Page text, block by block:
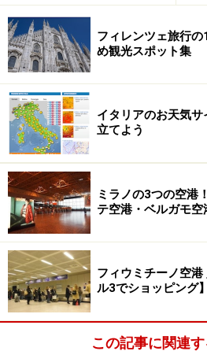
ガレリアの中にある！
ガッレリア・ウンベルト
観光スポット「ウンベルトI世のガッ
ナポリの「ウンベルトI世のガッ
年の建造で、美しいガラス張り
る巨大なアーケードです。「ホ
ト・ガッレリア・ウンベルト」
央十字部分に入り口があります
スタイルの館内は、雑多な街ナ
見るようです。ガレリア内部に入
フィレンツェ旅行
め観光スポット集
イタリアのお天気
立てよう
ミラノの3つの空港
テ空港・ベルガモ空
フィウミチーノ空
ル3でショッピング】
この記事に関連